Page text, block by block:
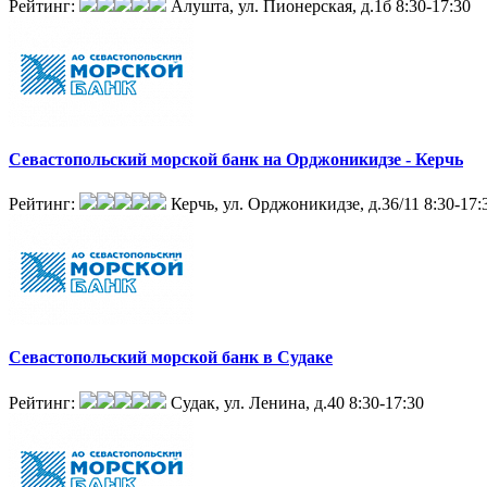
Рейтинг: Алушта, ул. Пионерская, д.1б 8:30-17:30
Севастопольский морской банк на Орджоникидзе - Керчь
Рейтинг: Керчь, ул. Орджоникидзе, д.36/11 8:30-
Севастопольский морской банк в Судаке
Рейтинг: Судак, ул. Ленина, д.40 8:30-17:30